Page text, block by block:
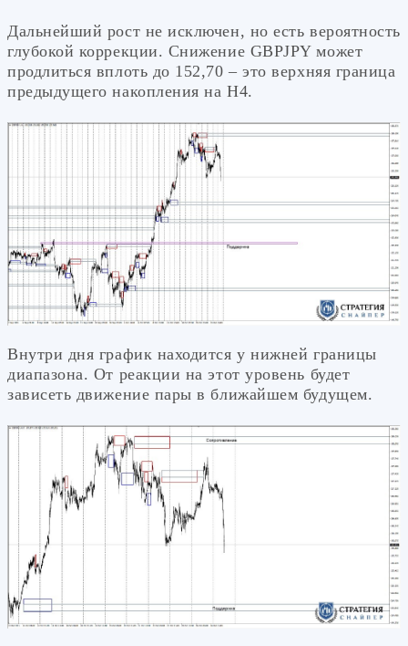
Дальнейший рост не исключен, но есть вероятность
глубокой коррекции. Снижение GBPJPY может
продлиться вплоть до 152,70 – это верхняя граница
предыдущего накопления на Н4.
Внутри дня график находится у нижней границы
диапазона. От реакции на этот уровень будет
зависеть движение пары в ближайшем будущем.